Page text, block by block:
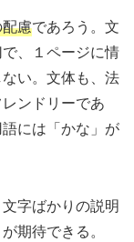
慮であろう。文
、１ページに情
い。文体も、法
ンドリーであ
には「かな」が
字ばかりの説明
期待できる。